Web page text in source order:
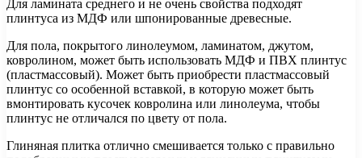
Для ламината среднего и не очень свойства подходят
плинтуса из МДФ или шпонированные древесные.
Для пола, покрытого линолеумом, ламинатом, джутом,
ковролином, может быть использовать МДФ и ПВХ плинтус
(пластмассовый). Может быть приобрести пластмассовый
плинтус со особенной вставкой, в которую может быть
вмонтировать кусочек ковролина или линолеума, чтобы
плинтус не отличался по цвету от пола.
Глиняная плитка отлично смешивается только с правильно